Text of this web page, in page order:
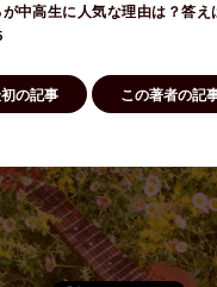
中高生に人気な理由は？答え
の記事 この著者の記